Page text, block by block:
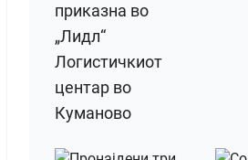
приказна во
„Лидл“
Логистичкиот
центар во
Куманово